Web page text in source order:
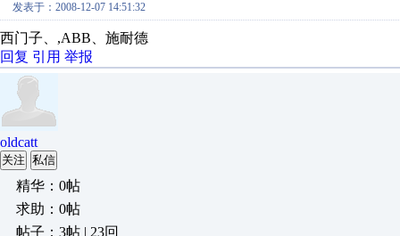
发表于：2008-12-07 14:51:32
西门子、,ABB、施耐德
回复 引用 举报
oldcatt
关注 私信
精华：0帖
求助：0帖
帖子：3帖 | 23回